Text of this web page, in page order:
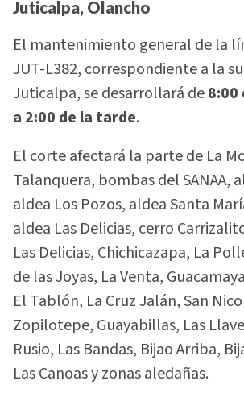
Juticalpa, Olancho
El mantenimiento general de la
JUT-L382, correspondiente a la
Juticalpa, se desarrollará de8:00
a 2:00 de la tarde.
El corte afectará la parte de La
Talanquera, bombas del SANAA,
aldea Los Pozos, aldea Santa
aldea Las Delicias, cerro
Las Delicias, Chichicazapa, La
de las Joyas, La Venta,
El Tablón, La Cruz Jalán, San
Zopilotepe, Guayabillas, Las
Rusio, Las Bandas, Bijao Arriba,
Las Canoas y zonas aledañas.